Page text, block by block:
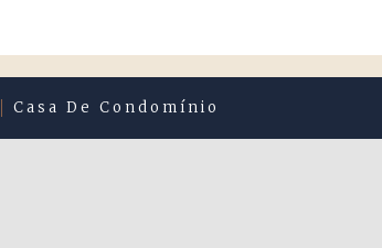
Casa De Condomínio